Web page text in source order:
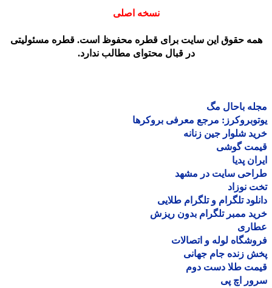
نسخه اصلی
حقوق این سایت برای قطره محفوظ است. قطره مسئولیتی
در قبال محتوای مطالب ندارد.
باحال مگ
مرجع معرفی بروکرها
شلوار جین زنانه
گوشی
پدیا
سایت در مشهد
نوزاد
تلگرام و تلگرام طلایی
ممبر تلگرام بدون ریزش
لوله و اتصالات
زنده جام جهانی
طلا دست دوم
اچ پی